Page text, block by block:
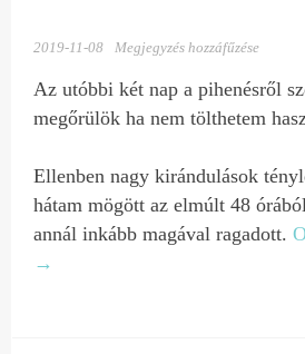
2019-11-08 Megjegyzés hozzáfűzése
Az utóbbi két nap a pihenésről
megőrülök ha nem tölthetem
Ellenben nagy kirándulások
hátam mögött az elmúlt 48
annál inkább magával ragadott.
→